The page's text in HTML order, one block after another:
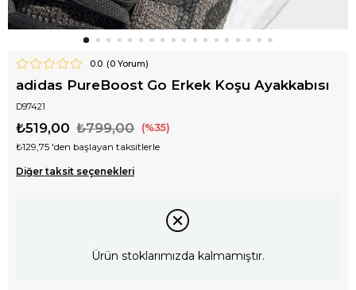
0.0 (0Yorum)
adidas PureBoost Go Erkek Koşu Ayakkabısı
D97421
₺799,00
₺519,00 35
₺129,75 'den başlayan taksitlerle
Diğer taksit seçenekleri
Ürün stoklarımızda kalmamıştır.